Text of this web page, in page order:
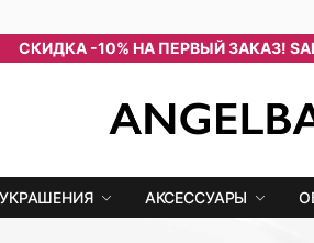
СКИДКА -10% НА ПЕРВЫЙ ЗАКАЗ!
УКРАШЕНИЯ АКСЕССУАРЫ